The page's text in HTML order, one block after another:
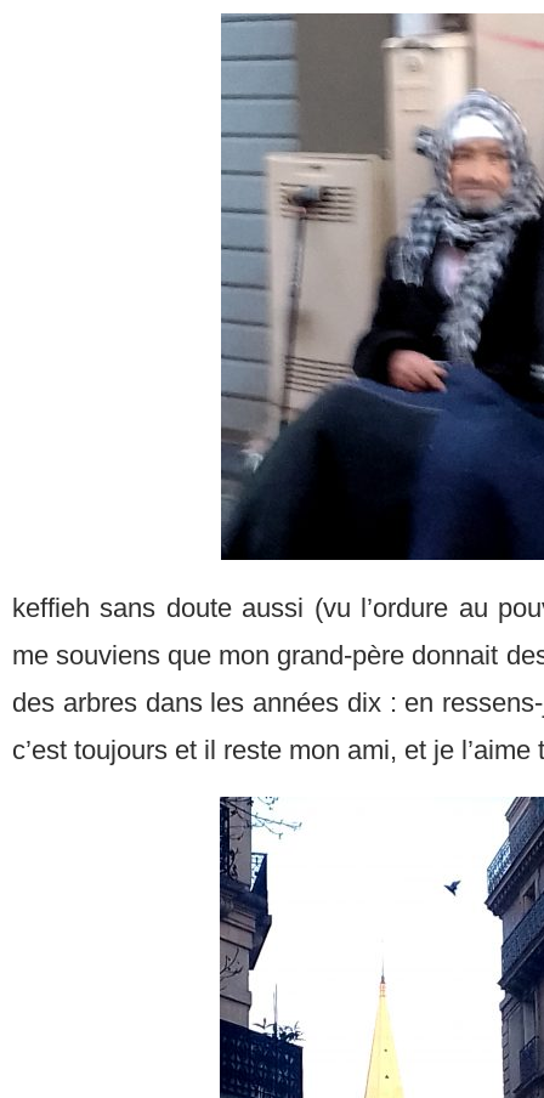
keffieh sans doute aussi (vu l’ordure au
me souviens que mon grand-père donnait
des arbres dans les années dix : en
c’est toujours et il reste mon ami, et je